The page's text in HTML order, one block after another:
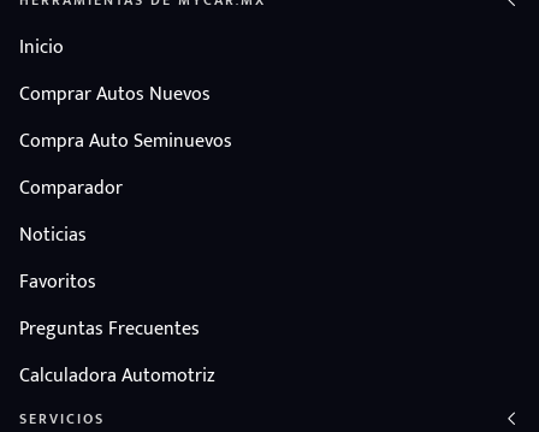
Inicio
Comprar Autos Nuevos
Compra Auto Seminuevos
Comparador
Noticias
Favoritos
Preguntas Frecuentes
Calculadora Automotriz
SERVICIOS